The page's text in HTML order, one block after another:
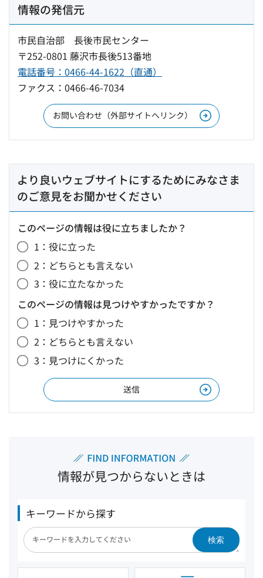
情報の発信元
市民自治部 長後市民センター
〒252-0801 藤沢市長後513番地
電話番号：0466-44-1622（直通）
ファクス：0466-46-7034
お問い合わせ（外部サイトへリンク）
より良いウェブサイトにするためにみなさま
のご意見をお聞かせください
このページの情報は役に立ちましたか？
1：役に立った
2：どちらとも言えない
3：役に立たなかった
このページの情報は見つけやすかったですか？
1：見つけやすかった
2：どちらとも言えない
3：見つけにくかった
情報が見つからないときは
キーワードから探す
検索